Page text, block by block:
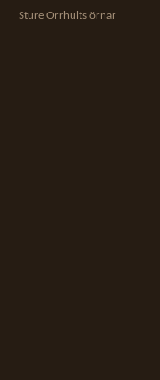
Sture Orrhults örnar